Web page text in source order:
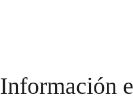
Información